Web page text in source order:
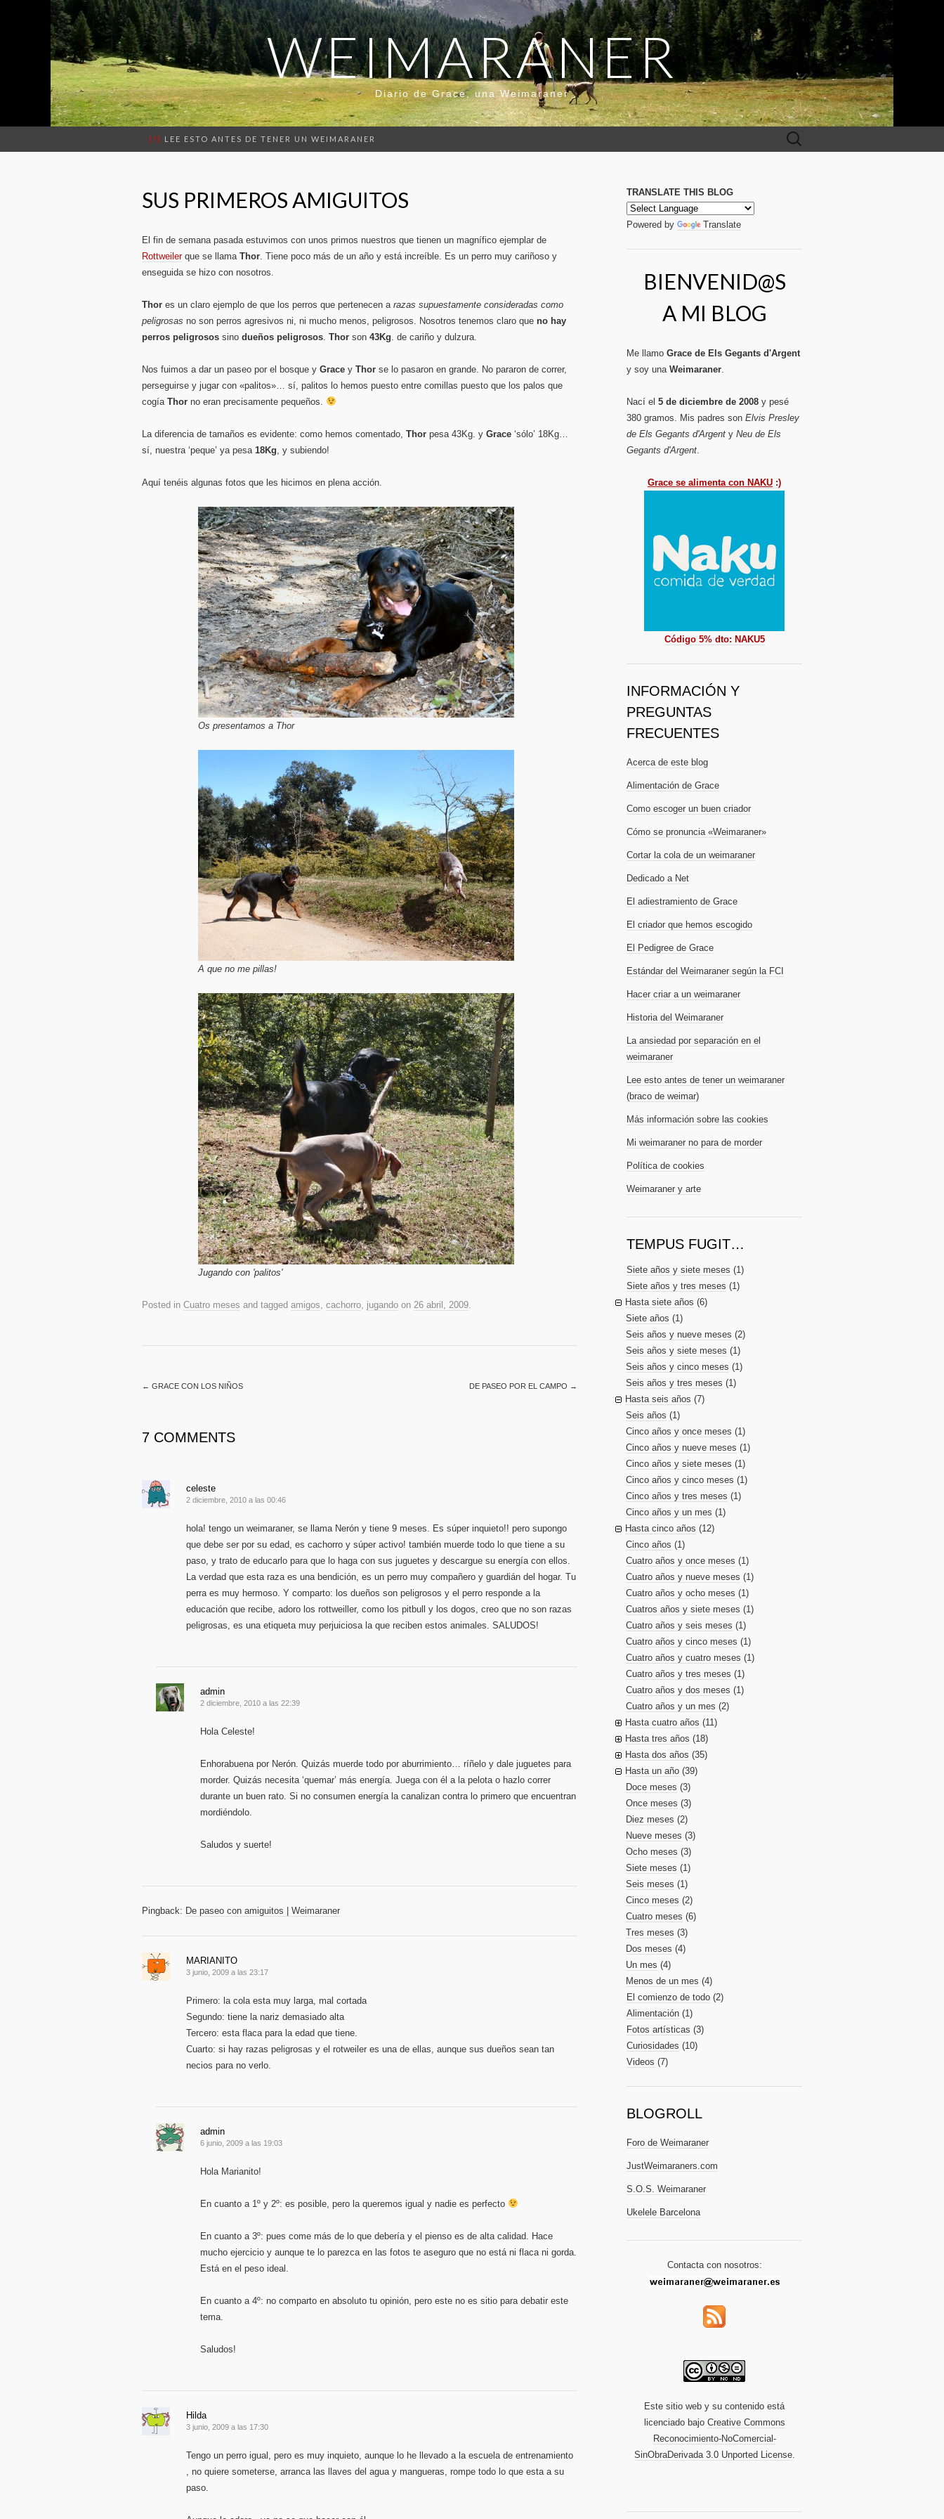
WEIMARANER
Diario de Grace, una Weimaraner
(!) LEE ESTO ANTES DE TENER UN WEIMARANER Buscar:
SUS PRIMEROS AMIGUITOS
El fin de semana pasada estuvimos con unos primos nuestros que tienen un magnífico ejemplar de
Rottweilerque se llama Thor. Tiene poco más de un año y está increíble. Es un perro muy cariñoso y
enseguida se hizo con nosotros.
Thor es un claro ejemplo de que los perros que pertenecen a razas supuestamente consideradas como
peligrosas no son perros agresivos ni, ni mucho menos, peligrosos. Nosotros tenemos claro que no hay
perros peligrosos sino dueños peligrosos. Thor son 43Kg. de cariño y dulzura.
Nos fuimos a dar un paseo por el bosque y Grace y Thor se lo pasaron en grande. No pararon de correr,
perseguirse y jugar con «palitos»… sí, palitos lo hemos puesto entre comillas puesto que los palos que
cogía Thor no eran precisamente pequeños.
La diferencia de tamaños es evidente: como hemos comentado, Thor pesa 43Kg. y Grace ‘sólo’ 18Kg…
sí, nuestra ‘peque’ ya pesa 18Kg, y subiendo!
Aquí tenéis algunas fotos que les hicimos en plena acción.
Os presentamos a Thor
A que no me pillas!
Jugando con 'palitos'
Posted in Cuatro meses and tagged amigos, cachorro, jugando on 26 abril, 2009.
← GRACE CON LOS NIÑOS DE PASEO POR EL CAMPO →
7 COMMENTS
celeste
2 diciembre, 2010 a las 00:46
hola! tengo un weimaraner, se llama Nerón y tiene 9 meses. Es súper inquieto!! pero supongo
que debe ser por su edad, es cachorro y súper activo! también muerde todo lo que tiene a su
paso, y trato de educarlo para que lo haga con sus juguetes y descargue su energía con ellos.
La verdad que esta raza es una bendición, es un perro muy compañero y guardián del hogar. Tu
perra es muy hermoso. Y comparto: los dueños son peligrosos y el perro responde a la
educación que recibe, adoro los rottweiller, como los pitbull y los dogos, creo que no son razas
peligrosas, es una etiqueta muy perjuiciosa la que reciben estos animales. SALUDOS!
admin
2 diciembre, 2010 a las 22:39
Hola Celeste!
Enhorabuena por Nerón. Quizás muerde todo por aburrimiento… ríñelo y dale juguetes para
morder. Quizás necesita ‘quemar’ más energía. Juega con él a la pelota o hazlo correr
durante un buen rato. Si no consumen energía la canalizan contra lo primero que encuentran
mordiéndolo.
Saludos y suerte!
Pingback: De paseo con amiguitos | Weimaraner
MARIANITO
3 junio, 2009 a las 23:17
Primero: la cola esta muy larga, mal cortada
Segundo: tiene la nariz demasiado alta
Tercero: esta flaca para la edad que tiene.
Cuarto: si hay razas peligrosas y el rotweiler es una de ellas, aunque sus dueños sean tan
necios para no verlo.
admin
6 junio, 2009 a las 19:03
Hola Marianito!
En cuanto a 1º y 2º: es posible, pero la queremos igual y nadie es perfecto
En cuanto a 3º: pues come más de lo que debería y el pienso es de alta calidad. Hace
mucho ejercicio y aunque te lo parezca en las fotos te aseguro que no está ni flaca ni gorda.
Está en el peso ideal.
En cuanto a 4º: no comparto en absoluto tu opinión, pero este no es sitio para debatir este
tema.
Saludos!
Hilda
3 junio, 2009 a las 17:30
Tengo un perro igual, pero es muy inquieto, aunque lo he llevado a la escuela de entrenamiento
, no quiere someterse, arranca las llaves del agua y mangueras, rompe todo lo que esta a su
paso.
TRANSLATE THIS BLOG
Powered by Translate
BIENVENID@S
A MI BLOG
Me llamo Grace de Els Gegants d'Argent
y soy una Weimaraner.
Nací el 5 de diciembre de 2008 y pesé
380 gramos. Mis padres son Elvis Presley
de Els Gegants d'Argent y Neu de Els
Gegants d'Argent.
Grace se alimenta con NAKU :)
Código 5% dto: NAKU5
INFORMACIÓN Y
PREGUNTAS
FRECUENTES
Acerca de este blog
Alimentación de Grace
Como escoger un buen criador
Cómo se pronuncia «Weimaraner»
Cortar la cola de un weimaraner
Dedicado a Net
El adiestramiento de Grace
El criador que hemos escogido
El Pedigree de Grace
Estándar del Weimaraner según la FCI
Hacer criar a un weimaraner
Historia del Weimaraner
La ansiedad por separación en el
weimaraner
Lee esto antes de tener un weimaraner
(braco de weimar)
Más información sobre las cookies
Mi weimaraner no para de morder
Política de cookies
Weimaraner y arte
TEMPUS FUGIT…
Siete años y siete meses (1)
Siete años y tres meses (1)
Hasta siete años (6)
Siete años (1)
Seis años y nueve meses (2)
Seis años y siete meses (1)
Seis años y cinco meses (1)
Seis años y tres meses (1)
Hasta seis años (7)
Seis años (1)
Cinco años y once meses (1)
Cinco años y nueve meses (1)
Cinco años y siete meses (1)
Cinco años y cinco meses (1)
Cinco años y tres meses (1)
Cinco años y un mes (1)
Hasta cinco años (12)
Cinco años (1)
Cuatro años y once meses (1)
Cuatro años y nueve meses (1)
Cuatro años y ocho meses (1)
Cuatros años y siete meses (1)
Cuatro años y seis meses (1)
Cuatro años y cinco meses (1)
Cuatro años y cuatro meses (1)
Cuatro años y tres meses (1)
Cuatro años y dos meses (1)
Cuatro años y un mes (2)
Hasta cuatro años (11)
Hasta tres años (18)
Hasta dos años (35)
Hasta un año (39)
Doce meses (3)
Once meses (3)
Diez meses (2)
Nueve meses (3)
Ocho meses (3)
Siete meses (1)
Seis meses (1)
Cinco meses (2)
Cuatro meses (6)
Tres meses (3)
Dos meses (4)
Un mes (4)
Menos de un mes (4)
El comienzo de todo (2)
Alimentación (1)
Fotos artísticas (3)
Curiosidades (10)
Videos (7)
BLOGROLL
Foro de Weimaraner
JustWeimaraners.com
S.O.S. Weimaraner
Ukelele Barcelona
Contacta con nosotros:
Este sitio web y su contenido está
licenciado bajo Creative Commons
Reconocimiento-NoComercial-
SinObraDerivada 3.0 Unported License.